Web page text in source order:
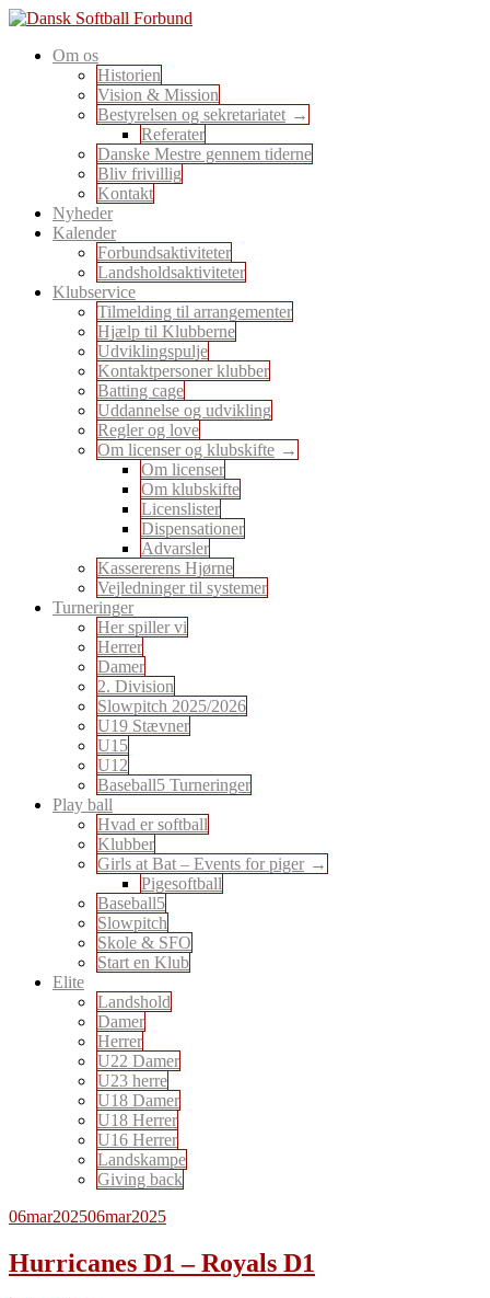
Skip
content
Dansk Softball Forbund
En sport for alle
Om os
Historien
Vision & Mission
Bestyrelsen og sekretariatet
Referater
Danske Mestre gennem tiderne
Bliv frivillig
Kontakt
Nyheder
Kalender
Forbundsaktiviteter
Landsholdsaktiviteter
Klubservice
Tilmelding til arrangementer
Hjælp til Klubberne
Udviklingspulje
Kontaktpersoner klubber
Batting cage
Uddannelse og udvikling
Regler og love
Om licenser og klubskifte
Om licenser
Om klubskifte
Licenslister
Dispensationer
Advarsler
Kassererens Hjørne
Vejledninger til systemer
Turneringer
Her spiller vi
Herrer
Damer
2. Division
Slowpitch 2025/2026
U19 Stævner
U15
U12
Baseball5 Turneringer
Play ball
Hvad er softball
Klubber
Girls at Bat – Events for piger
Pigesoftball
Baseball5
Slowpitch
Skole & SFO
Start en Klub
Elite
Landshold
Damer
Herrer
U22 Damer
U23 herre
U18 Damer
U18 Herrer
U16 Herrer
Landskampe
Giving back
06mar202506mar2025
Hurricanes D1 – Royals D1